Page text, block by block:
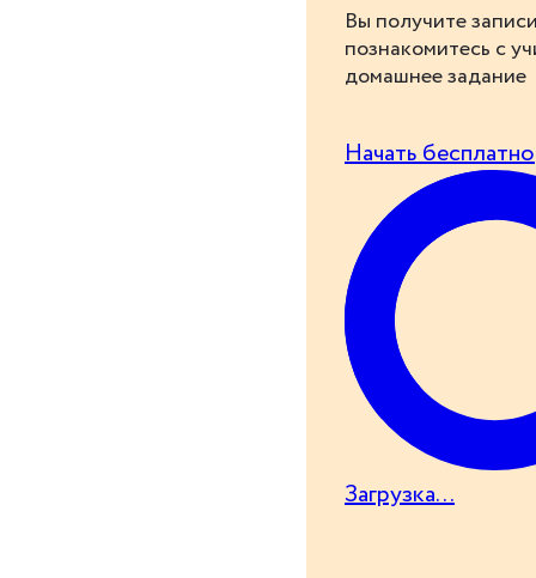
Вы получите
познакомитесь с
домашнее задание
Начать бесплатно
Загрузка...